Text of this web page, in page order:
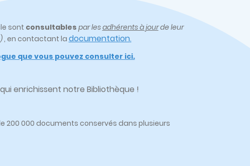
sont consultables par lesadhérents à jourde leur
, en contactant la documentation.
que vous pouvez consulter ici.
enrichissent notre Bibliothèque !
200 000 documents conservés dans plusieurs